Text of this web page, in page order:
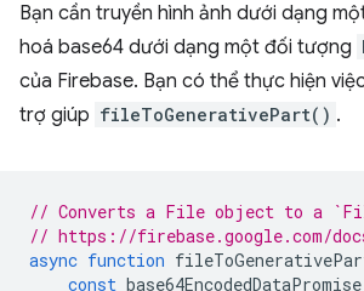
Bạn cần truyền hình ảnh dưới dạng
hoá base64 dưới dạng một đối tượng
của Firebase. Bạn có thể thực hiện
trợ giúp fileToGenerativePart() .
// Converts a File object to a
// https://firebase.google.com/
async function
const base64EncodedDataPromise